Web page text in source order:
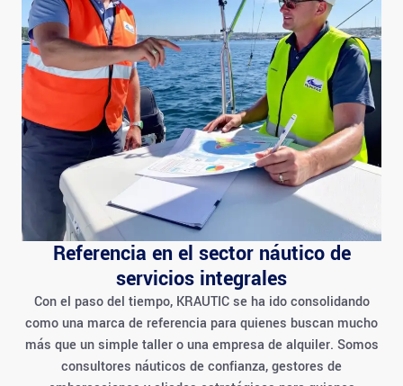
Referencia en el sector náutico de
servicios integrales
Con el paso del tiempo, KRAUTIC se ha ido consolidando
como una marca de referencia para quienes buscan mucho
más que un simple taller o una empresa de alquiler. Somos
consultores náuticos de confianza, gestores de